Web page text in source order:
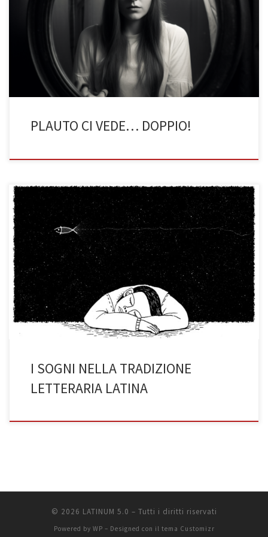
2022/23) Il linguaggio è il mezzo fondamentale che permette la
comunicazione a noi esseri umani ed è affascinante ,poiché
grazie ad esso noi riusciamo a raccontare e descrivere la realtà
circostante. Una volta che si acquisisce questa capacità non […]
PLAUTO CI VEDE… DOPPIO!
Esperienze oniriche raccontate dagli autori antichi (di Ruxanda
Maria Topea, 3BST a.s. 2022/23) La sveglia del mattino che
interrompe il sogno più bello: ti sarà capitato più di una volta nella
tua vita, non è così? Soprattutto quando in seguito rivivi un
momento o una scena che hai già sognato, […]
I SOGNI NELLA TRADIZIONE
LETTERARIA LATINA
© 2026 LATINUM 5.0 – Tutti i diritti riservati
Powered by WP – Designed con il tema Customizr